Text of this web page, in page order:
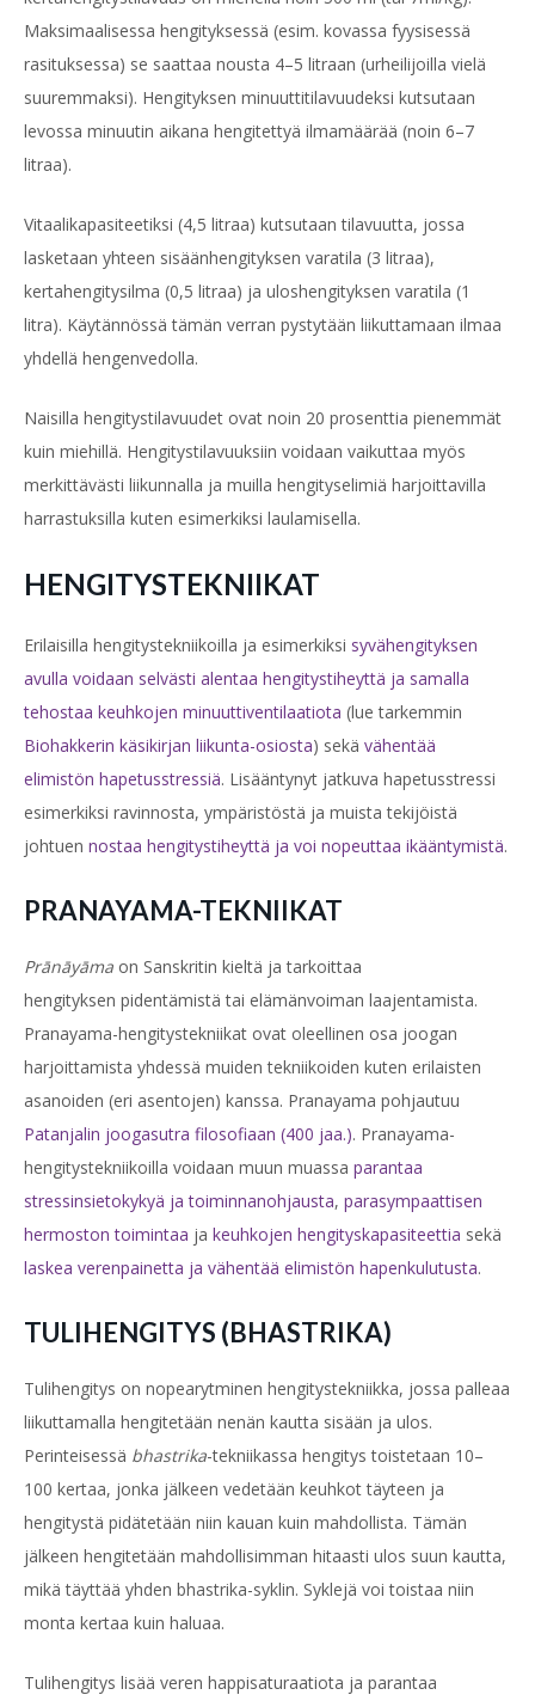
Maksimaalisessa hengityksessä (esim. kovassa fyysisessä
rasituksessa) se saattaa nousta 4–5 litraan (urheilijoilla vielä
suuremmaksi). Hengityksen minuuttitilavuudeksi kutsutaan
levossa minuutin aikana hengitettyä ilmamäärää (noin 6–7
litraa).
Vitaalikapasiteetiksi (4,5 litraa) kutsutaan tilavuutta, jossa
lasketaan yhteen sisäänhengityksen varatila (3 litraa),
kertahengitysilma (0,5 litraa) ja uloshengityksen varatila (1
litra). Käytännössä tämän verran pystytään liikuttamaan ilmaa
yhdellä hengenvedolla.
Naisilla hengitystilavuudet ovat noin 20 prosenttia pienemmät
kuin miehillä. Hengitystilavuuksiin voidaan vaikuttaa myös
merkittävästi liikunnalla ja muilla hengityselimiä harjoittavilla
harrastuksilla kuten esimerkiksi laulamisella.
HENGITYSTEKNIIKAT
Erilaisilla hengitystekniikoilla ja esimerkiksi syvähengityksen
avulla voidaan selvästi alentaa hengitystiheyttä ja samalla
tehostaa keuhkojen minuuttiventilaatiota (lue tarkemmin
Biohakkerin käsikirjan liikunta-osiosta) sekä vähentää
elimistön hapetusstressiä. Lisääntynyt jatkuva hapetusstressi
esimerkiksi ravinnosta, ympäristöstä ja muista tekijöistä
johtuen nostaa hengitystiheyttä ja voi nopeuttaa ikääntymistä.
PRANAYAMA-TEKNIIKAT
Prānāyāma on Sanskritin kieltä ja tarkoittaa
hengityksen pidentämistä tai elämänvoiman laajentamista.
Pranayama-hengitystekniikat ovat oleellinen osa joogan
harjoittamista yhdessä muiden tekniikoiden kuten erilaisten
asanoiden (eri asentojen) kanssa. Pranayama pohjautuu
Patanjalin joogasutra filosofiaan (400 jaa.). Pranayama-
hengitystekniikoilla voidaan muun muassa parantaa
stressinsietokykyä ja toiminnanohjausta, parasympaattisen
hermoston toimintaa ja keuhkojen hengityskapasiteettia sekä
laskea verenpainetta ja vähentää elimistön hapenkulutusta.
TULIHENGITYS (BHASTRIKA)
Tulihengitys on nopearytminen hengitystekniikka, jossa palleaa
liikuttamalla hengitetään nenän kautta sisään ja ulos.
Perinteisessä bhastrika-tekniikassa hengitys toistetaan 10–
100 kertaa, jonka jälkeen vedetään keuhkot täyteen ja
hengitystä pidätetään niin kauan kuin mahdollista. Tämän
jälkeen hengitetään mahdollisimman hitaasti ulos suun kautta,
mikä täyttää yhden bhastrika-syklin. Syklejä voi toistaa niin
monta kertaa kuin haluaa.
Tulihengitys lisää veren happisaturaatiota ja parantaa